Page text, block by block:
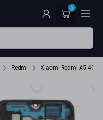
0
Redmi Xiaomi Redmi A5 4G